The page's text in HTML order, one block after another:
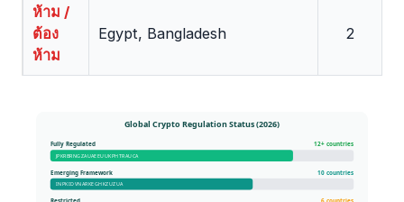
ห้าม /
ต้อง
ห้าม
Egypt, Bangladesh 2